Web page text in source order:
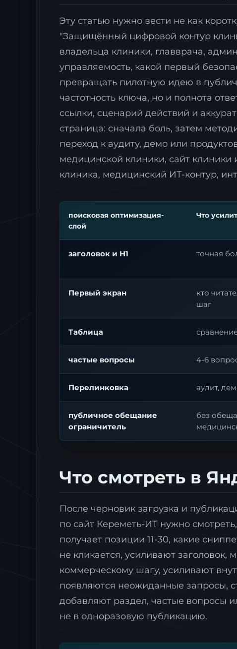
Эту статью нужно вести не как
"Защищённый цифровой контур
владельца клиники, главврача,
управляемость, какой первый
превращать пилотную идею в
частотность ключа, но и полнота
ссылки, сценарий действий и
страница: сначала боль, затем
переход к аудиту, демо или
медицинской клиники, сайт
клиника, медицинский ИТ-контур,
поисковая оптимизация-
слой
Что
заголовок и H1 точная
Первый экран
кто
шаг
Таблица
частые вопросы 4-6
Перелинковка аудит,
публичное обещание
ограничитель
без
Что смотреть в
После черновик загрузка и
по сайт Кереметь-ИТ нужно
получает позиции 11-30, какие
не кликается, усиливают заголовок,
коммерческому шагу, усиливают
появляются неожиданные запросы,
добавляют раздел, частые вопросы
не в одноразовую публикацию.